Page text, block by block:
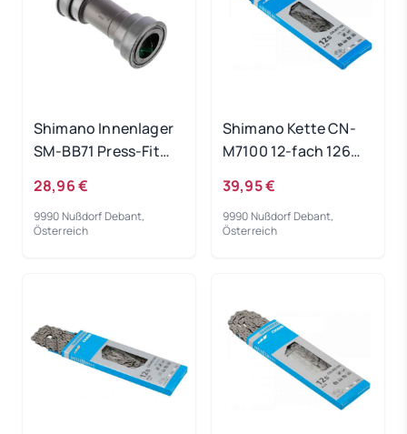
Shimano Innenlager
SM-BB71 Press-Fit
28,96 €
9990 Nußdorf Debant,
Österreich
Shimano Kette CN-
M7100 12-fach 126
39,95 €
9990 Nußdorf Debant,
Österreich